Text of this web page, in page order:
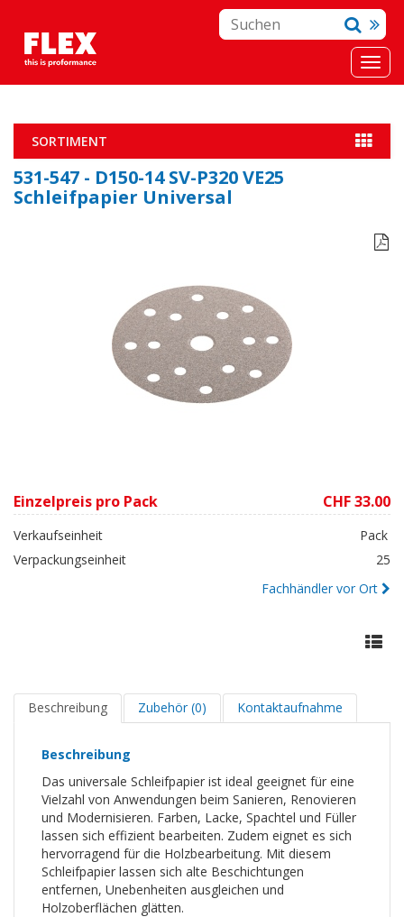
SORTIMENT
531-547 - D150-14 SV-P320 VE25
Schleifpapier Universal

Einzelpreis pro Pack CHF 33.00
Verkaufseinheit
Pack
Verpackungseinheit
25
Fachhändler vor Ort
Beschreibung Zubehör (0) Kontaktaufnahme
Beschreibung
Das universale Schleifpapier ist ideal geeignet für eine
Vielzahl von Anwendungen beim Sanieren, Renovieren
und Modernisieren. Farben, Lacke, Spachtel und Füller
lassen sich effizient bearbeiten. Zudem eignet es sich
hervorragend für die Holzbearbeitung. Mit diesem
Schleifpapier lassen sich alte Beschichtungen
entfernen, Unebenheiten ausgleichen und
Holzoberflächen glätten.